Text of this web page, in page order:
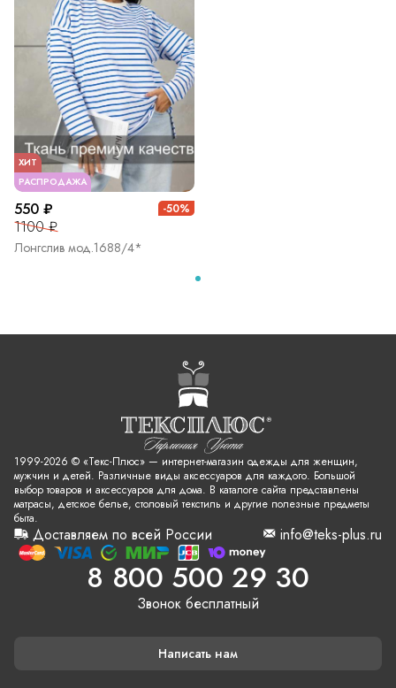
РАСПРОДАЖА
ХИТ
550 ₽
1100 ₽
-50%
Лонгслив мод.1688/4*
1999-2026 © «Текс-Плюс» — интернет-магазин одежды для женщин,
мужчин и детей. Различные виды аксессуаров для каждого. Большой
выбор товаров и аксессуаров для дома. В каталоге сайта представлены
матрасы, детское белье, столовый текстиль и другие полезные предметы
быта.
Доставляем по всей России info@teks-plus.ru
8 800 500 29 30
Звонок бесплатный
Написать нам